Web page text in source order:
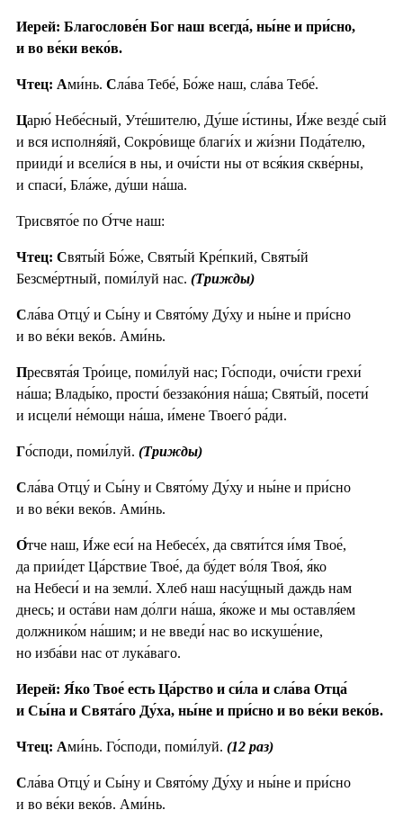
Иерей: Благослове́н Бог наш всегда́, ны́не и при́сно,
и во ве́ки веко́в.
Чтец: Ами́нь. Сла́ва Тебе́, Бо́же наш, сла́ва Тебе́.
Царю́ Небе́сный, Уте́шителю, Ду́ше и́стины, И́же везде́ сый
и вся исполня́яй, Сокро́вище благи́х и жи́зни Пода́телю,
прииди́ и всели́ся в ны, и очи́сти ны от вся́кия скве́рны,
и спаси́, Бла́же, ду́ши на́ша.
Трисвято́е по О́тче наш:
Чтец: Святы́й Бо́же, Святы́й Кре́пкий, Святы́й
Безсме́ртный, поми́луй нас. (Трижды)
Сла́ва Отцу́ и Сы́ну и Свято́му Ду́ху и ны́не и при́сно
и во ве́ки веко́в. Ами́нь.
Пресвята́я Тро́ице, поми́луй нас; Го́споди, очи́сти грехи́
на́ша; Влады́ко, прости́ беззако́ния на́ша; Святы́й, посети́
и исцели́ не́мощи на́ша, и́мене Твоего́ ра́ди.
Го́споди, поми́луй. (Трижды)
Сла́ва Отцу́ и Сы́ну и Свято́му Ду́ху и ны́не и при́сно
и во ве́ки веко́в. Ами́нь.
О́тче наш, И́же еси́ на Небесе́х, да святи́тся и́мя Твое́,
да прии́дет Ца́рствие Твое́, да бу́дет во́ля Твоя́, я́ко
на Небеси́ и на земли́. Хлеб наш насу́щный даждь нам
днесь; и оста́ви нам до́лги на́ша, я́коже и мы оставля́ем
должнико́м на́шим; и не введи́ нас во искуше́ние,
но изба́ви нас от лука́ваго.
Иерей: Я́ко Твое́ есть Ца́рство и си́ла и сла́ва Отца́
и Сы́на и Свята́го Ду́ха, ны́не и при́сно и во ве́ки веко́в.
Чтец: Ами́нь. Го́споди, поми́луй. (12 раз)
Сла́ва Отцу́ и Сы́ну и Свято́му Ду́ху и ны́не и при́сно
и во ве́ки веко́в. Ами́нь.